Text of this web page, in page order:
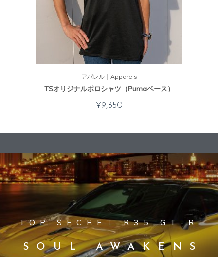
アパレル｜Apparels
TSオリジナルポロシャツ（Pumaベース）
¥9,350
TOP SECRET R35 GT-R
SOUL AWAKENS